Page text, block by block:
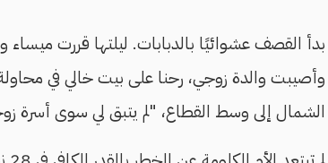
بدأ القصف عشوائيًا بالدبابات. ليلتها قررت ميساء
وأصيبت والدة زوجي، رحنا على بيت خالي في
الشمال إلى وسط القطاع، "لم يتبق لي سوى أسرة